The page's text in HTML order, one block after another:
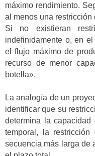
máximo rendimiento.
al menos una restricción
Si no existieran
indefinidamente o, en
el flujo máximo de
recurso de menor
botella».
La analogía de un
identificar que su
determina la
temporal, la
secuencia más larga de